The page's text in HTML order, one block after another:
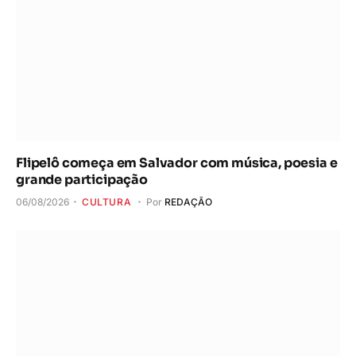
Flipelô começa em Salvador com música, poesia e
grande participação
06/08/2026 CULTURA Por REDAÇÃO